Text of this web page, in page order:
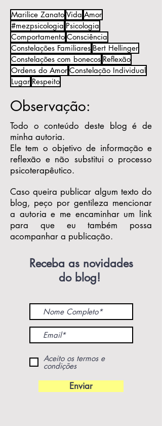
Marilice Zanato Vida Amor
#mezpsicologia Psicologia
Comportamento Consciência
Constelações Familiares Bert Hellinger
Constelações com bonecos Reflexão
Ordens do Amor Constelação Individual
Lugar Respeito
Observação:
Todo o conteúdo deste blog é de
minha autoria.
Ele tem o objetivo de informação e
reflexão e não substitui o processo
psicoterapêutico.
Caso queira publicar algum texto do
blog, peço por gentileza mencionar
a autoria e me encaminhar um link
para que eu também possa
acompanhar a publicação.
Receba as novidades
do blog!
Aceito os termos e
condições
Enviar